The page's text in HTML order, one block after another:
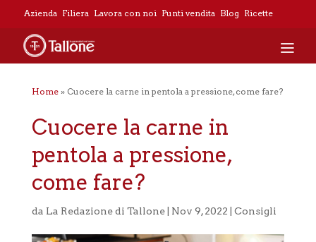
Azienda Filiera Lavora con noi Punti vendita Blog Ricette
Home» Cuocere la carne in pentola a pressione, come fare?
Cuocere la carne in
pentola a pressione,
come fare?
da La Redazione di Tallone| Nov 9, 2022 Consigli